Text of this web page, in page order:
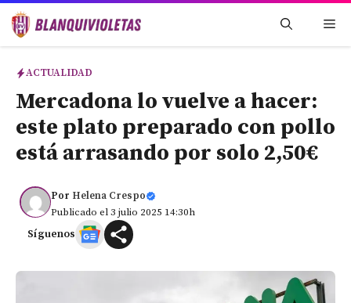
Saltar
ACTUALIDAD
Mercadona lo vuelve a hacer:
este plato preparado con pollo
está arrasando por solo 2,50€
Por Helena Crespo
Publicado el 3 julio 2025 14:30h
Síguenos